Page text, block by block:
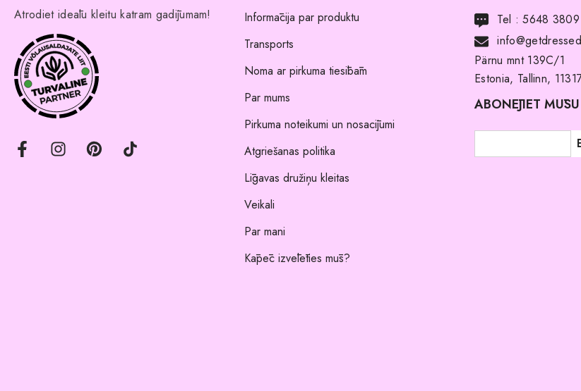
Atrodiet ideālu kleitu katram gadījumam!
Informācija par produktu
Transports
Noma ar pirkuma tiesībām
Par mums
Pirkuma noteikumi un nosacījumi
Atgriešanas politika
Līgavas družiņu kleitas
Veikali
Par mani
Kāpēc izvēlēties mūs?
Tel :5648 3809
Pärnu mnt 139C/1
Estonia, Tallinn,
ABONĒJIET